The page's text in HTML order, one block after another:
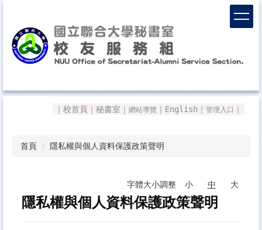
要
｜
校首頁 ｜ 秘書室 ｜ 網站導覽 ｜ English ｜ 管理入口
｜
首頁 隱私權與個人資料保護政策聲明
字體大小調整 小 中 大
隱私權與個人資料保護政策聲明